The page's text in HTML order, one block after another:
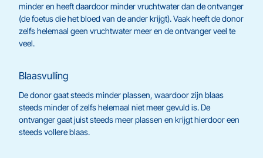
minder en heeft daardoor minder vruchtwater dan de ontvanger
(de foetus die het bloed van de ander krijgt). Vaak heeft de donor
zelfs helemaal geen vruchtwater meer en de ontvanger veel te
veel.
Blaasvulling
De donor gaat steeds minder plassen, waardoor zijn blaas
steeds minder of zelfs helemaal niet meer gevuld is. De
ontvanger gaat juist steeds meer plassen en krijgt hierdoor een
steeds vollere blaas.